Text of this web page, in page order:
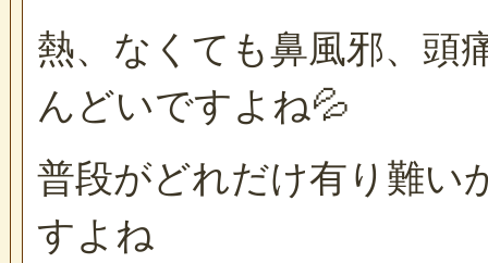
熱、なくても鼻風邪、頭
んどいですよね💦
普段がどれだけ有り難い
すよね